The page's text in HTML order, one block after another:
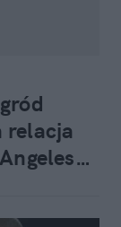
relacja